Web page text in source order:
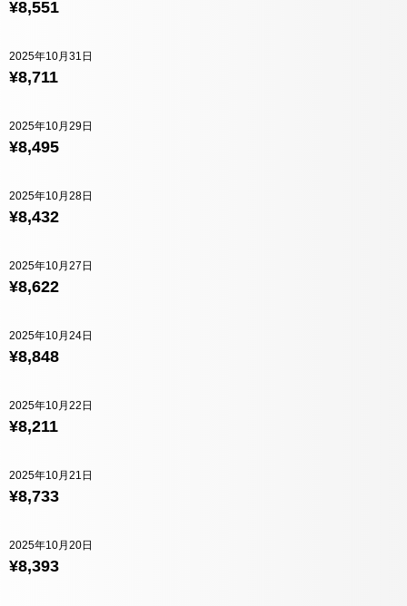
¥8,551
¥8,711
2025年10月31日
¥8,495
2025年10月29日
¥8,432
2025年10月28日
¥8,622
2025年10月27日
¥8,848
2025年10月24日
¥8,211
2025年10月22日
¥8,733
2025年10月21日
¥8,393
2025年10月20日